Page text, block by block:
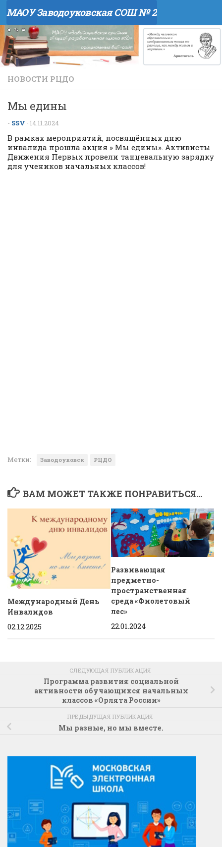
Перейти к содержимому
МАОУ Заводоуковская СОШ № 2
НОВОСТИ РЦДО
Мы едины
- SSV · 14.11.2024
В рамках мероприятий, посвящённых дню
инвалида прошла акция » Мы едины». Активисты
Движения Первых провели танцевальную зарядку
для учеников начальных классов!
Метки: Заводоуковск РЦДО
ВАМ МОЖЕТ ТАКЖЕ ПОНРАВИТЬСЯ...
Международный День
Инвалидов
02.12.2025
Развивающая
предметно-
пространственная
среда «Фиолетовый
лес»
22.01.2024
СЛЕДУЮЩАЯ ПУБЛИКАЦИЯ
Программа развития социальной
активности обучающихся начальных
классов «Орлята России»
ПРЕДЫДУЩАЯ ПУБЛИКАЦИЯ
Мы разные, но мы вместе.